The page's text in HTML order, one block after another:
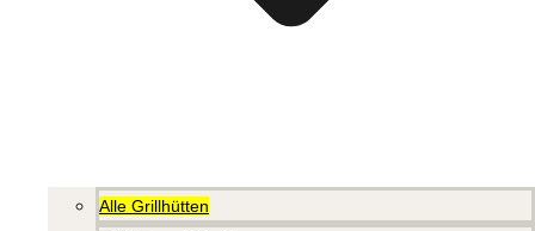
Alle Grillhütten